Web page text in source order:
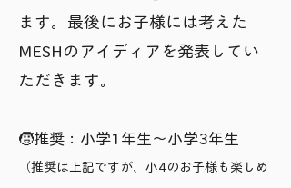
ます。最後にお子様には考えた
MESHのアイディアを発表してい
ただきます。
🧒推奨：小学1年生〜小学3年生
（推奨は上記ですが、小4のお子様も楽しめ